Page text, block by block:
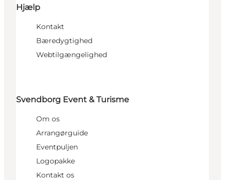
Hjælp
Kontakt
Bæredygtighed
Webtilgængelighed
Svendborg Event & Turisme
Om os
Arrangørguide
Eventpuljen
Logopakke
Kontakt os